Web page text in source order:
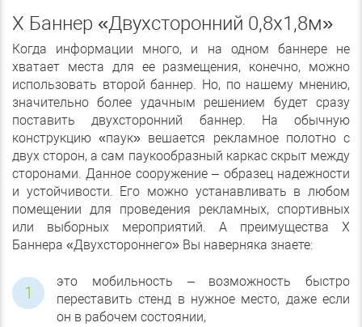
Х Баннер «Двухсторонний 0,8х1,8м»
Когда информации много, и на одном баннере не
хватает места для ее размещения, конечно, можно
использовать второй баннер. Но, по нашему мнению,
значительно более удачным решением будет сразу
поставить двухсторонний баннер. На обычную
конструкцию «паук» вешается рекламное полотно с
двух сторон, а сам паукообразный каркас скрыт между
сторонами. Данное сооружение – образец надежности
и устойчивости. Его можно устанавливать в любом
помещении для проведения рекламных, спортивных
или выборных мероприятий. А преимущества Х
Баннера «Двухстороннего» Вы наверняка знаете:
это мобильность – возможность быстро
переставить стенд в нужное место, даже если
он в рабочем состоянии,